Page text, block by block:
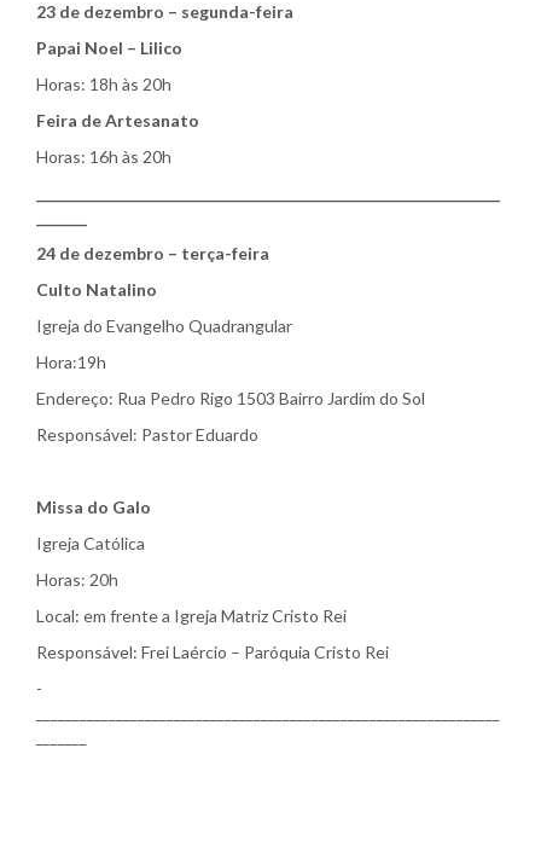
23 de dezembro – segunda-feira
Papai Noel – Lilico
Horas: 18h às 20h
Feira de Artesanato
Horas: 16h às 20h
24 de dezembro – terça-feira
Culto Natalino
Igreja do Evangelho Quadrangular
Hora:19h
Endereço: Rua Pedro Rigo 1503 Bairro Jardim do Sol
Responsável: Pastor Eduardo
Missa do Galo
Igreja Católica
Horas: 20h
Local: em frente a Igreja Matriz Cristo Rei
Responsável: Frei Laércio – Paróquia Cristo Rei
­­­­­­­­­­­­­­­­­­­­­­­­